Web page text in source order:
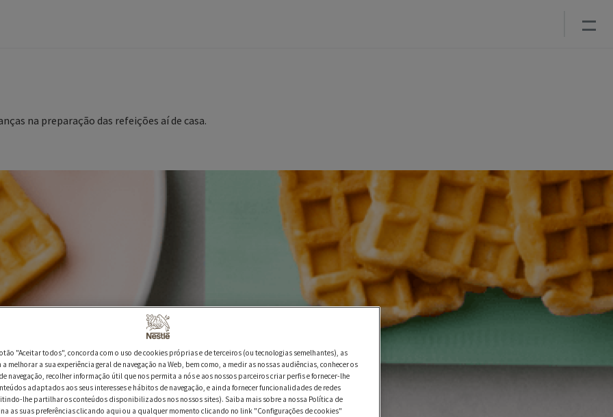
na preparação das refeições aí de casa.
"Aceitar todos", concorda com o uso de cookies próprias e de terceiros (ou tecnologias semelhantes), as
melhorar a sua experiência geral de navegação na Web, bem como, a medir as nossas audiências, conhecer os
navegação, recolher informação útil que nos permita a nós e aos nossos parceiros criar perfis e fornecer-lhe
adaptados aos seus interesses e hábitos de navegação, e ainda fornecer funcionalidades de redes
lhe partilhar os conteúdos disponibilizados nos nossos sites). Saiba mais sobre a nossa Política de
as suas preferências clicando aqui ou a qualquer momento clicando no link "Configurações de cookies"